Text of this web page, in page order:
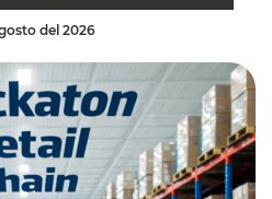
del 2026